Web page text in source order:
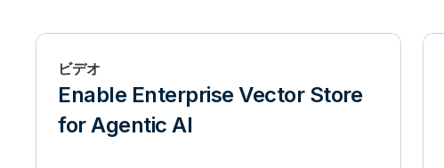
ビデオ
Enable Enterprise Vector Store
for Agentic AI